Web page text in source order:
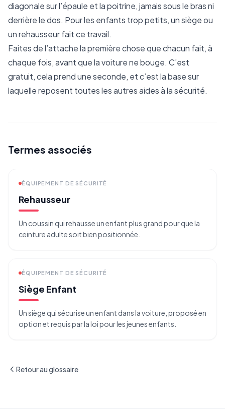
diagonale sur l’épaule et la poitrine, jamais sous le bras ni
derrière le dos. Pour les enfants trop petits, un siège ou
un rehausseur fait ce travail.
Faites de l’attache la première chose que chacun fait, à
chaque fois, avant que la voiture ne bouge. C’est
gratuit, cela prend une seconde, et c’est la base sur
laquelle reposent toutes les autres aides à la sécurité.
Termes associés
ÉQUIPEMENT DE SÉCURITÉ
Rehausseur
Un coussin qui rehausse un enfant plus grand pour que la
ceinture adulte soit bien positionnée.
ÉQUIPEMENT DE SÉCURITÉ
Siège Enfant
Un siège qui sécurise un enfant dans la voiture, proposé en
option et requis par la loi pour les jeunes enfants.
Retour au glossaire